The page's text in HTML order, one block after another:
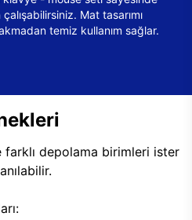
Mat tasarımı
temiz kullanım sağlar.
depolama birimleri ister